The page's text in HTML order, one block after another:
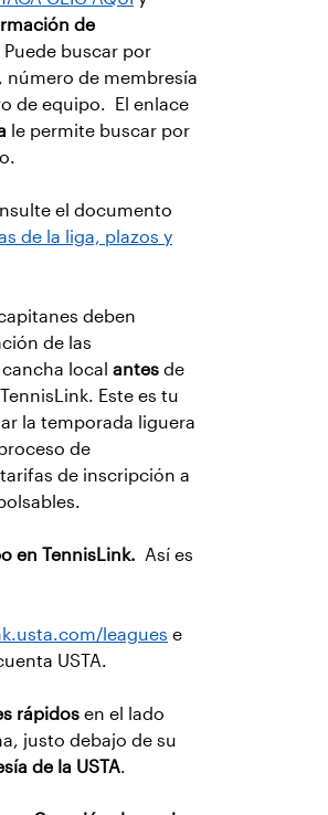
de
buscar por
número de membresía
de equipo. El enlace
le permite buscar por
el documento
de la liga, plazos y
capitanes deben
de las
local antes de
Este es tu
la temporada liguera
de
de inscripción a
en TennisLink. Así es
leagues e
USTA.
rápidos en el lado
justo debajo de su
de la USTA.